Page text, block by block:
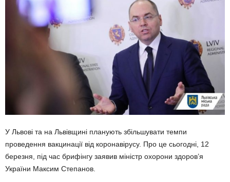
У Львові та на Львівщині планують збільшувати темпи
проведення вакцинації від коронавірусу. Про це сьогодні, 12
березня, під час брифінгу заявив міністр охорони здоров’я
України Максим Степанов.